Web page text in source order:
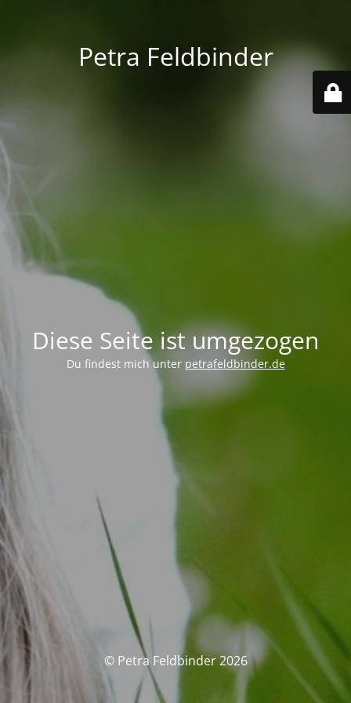
Petra Feldbinder
Diese Seite ist umgezogen
Du findest mich unter petrafeldbinder.de
© Petra Feldbinder 2026